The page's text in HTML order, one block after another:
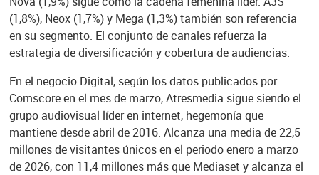
(1,8%), Neox (1,7%) y Mega (1,3%) también son referencia
en su segmento. El conjunto de canales refuerza la
estrategia de diversificación y cobertura de audiencias.
En el negocio Digital, según los datos publicados por
Comscore en el mes de marzo, Atresmedia sigue siendo el
grupo audiovisual líder en internet, hegemonía que
mantiene desde abril de 2016. Alcanza una media de 22,5
millones de visitantes únicos en el periodo enero a marzo
de 2026, con 11,4 millones más que Mediaset y alcanza el